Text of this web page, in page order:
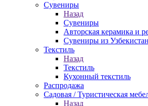
Сувениры
Назад
Сувениры
Авторская керамика и
Сувениры из
Текстиль
Назад
Текстиль
Кухонный текстиль
Распродажа
Садовая / Туристическая
Назад